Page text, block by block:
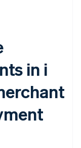
in i